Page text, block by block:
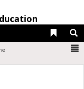
Liens